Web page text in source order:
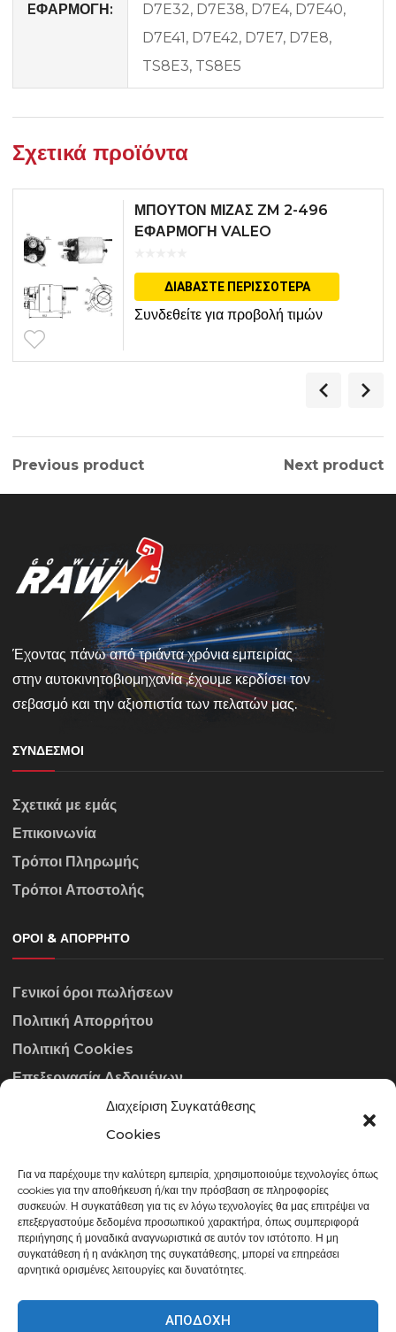
Διαχείριση Συγκατάθεσης
Cookies
Για να παρέχουμε την καλύτερη εμπειρία, χρησιμοποιούμε τεχνολογίες όπως
cookies για την αποθήκευση ή/και την πρόσβαση σε πληροφορίες
συσκευών. Η συγκατάθεση για τις εν λόγω τεχνολογίες θα μας επιτρέψει να
επεξεργαστούμε δεδομένα προσωπικού χαρακτήρα, όπως συμπεριφορά
περιήγησης ή μοναδικά αναγνωριστικά σε αυτόν τον ιστότοπο. Η μη
συγκατάθεση ή η ανάκληση της συγκατάθεσης, μπορεί να επηρεάσει
αρνητικά ορισμένες λειτουργίες και δυνατότητες.
ΑΠΟΔΟΧΉ
EΦΑΡΜΟΓΗ:
D7E32, D7E38, D7E4, D7E40,
D7E41, D7E42, D7E7, D7E8,
TS8E3, TS8E5
Σχετικά προϊόντα
ΜΠΟΥΤΟΝ ΜΙΖΑΣ ZM 2-496
ΕΦΑΡΜΟΓΗ VALEO
ΔΙΑΒΆΣΤΕ ΠΕΡΙΣΣΌΤΕΡΑ
Συνδεθείτε για προβολή τιμών
Previous product Next product
Έχοντας πάνω από τριάντα χρόνια εμπειρίας
στην αυτοκινητοβιομηχανία ,έχουμε κερδίσει τον
σεβασμό και την αξιοπιστία των πελατών μας.
ΣΎΝΔΕΣΜΟΙ
Σχετικά με εμάς
Επικοινωνία
Τρόποι Πληρωμής
Τρόποι Αποστολής
ΌΡΟΙ & ΑΠΌΡΡΗΤΟ
Γενικοί όροι πωλήσεων
Πολιτική Απορρήτου
Πολιτική Cookies
Επεξεργασία Δεδομένων
ΣΤΟΙΧΕΊΑ ΕΠΙΚΟΙΝΩΝΊΑΣ
info@gowithraw.gr
24310 35062
Δευ. - Παρ. 08:00 - 20:00